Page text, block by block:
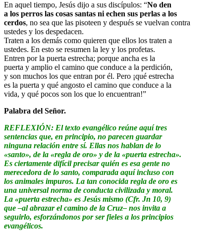
En aquel tiempo, Jesús dijo a sus discípulos: “No den
a los perros las cosas santas ni echen sus perlas a los
cerdos, no sea que las pisoteen y después se vuelvan contra
ustedes y los despedacen.
Traten a los demás como quieren que ellos los traten a
ustedes. En esto se resumen la ley y los profetas.
Entren por la puerta estrecha; porque ancha es la
puerta y amplio el camino que conduce a la perdición,
y son muchos los que entran por él. Pero ¡qué estrecha
es la puerta y qué angosto el camino que conduce a la
vida, y qué pocos son los que lo encuentran!”
Palabra del Señor.
REFLEXIÓN: El texto evangélico reúne aquí tres
sentencias que, en principio, no parecen guardar
ninguna relación entre sí. Ellas nos hablan de lo
«santo», de la «regla de oro» y de la «puerta estrecha».
Es ciertamente difícil precisar quién es esa gente no
merecedora de lo santo, comparada aquí incluso con
los animales impuros. La tan conocida regla de oro es
una universal norma de conducta civilizada y moral.
La «puerta estrecha» es Jesús mismo (Cfr. Jn 10, 9)
que –al abrazar el camino de la Cruz– nos invita a
seguirlo, esforzándonos por ser fieles a los principios
evangélicos.